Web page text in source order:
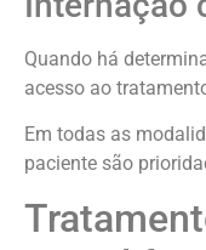
Quando há
acesso ao
Em todas as
paciente são